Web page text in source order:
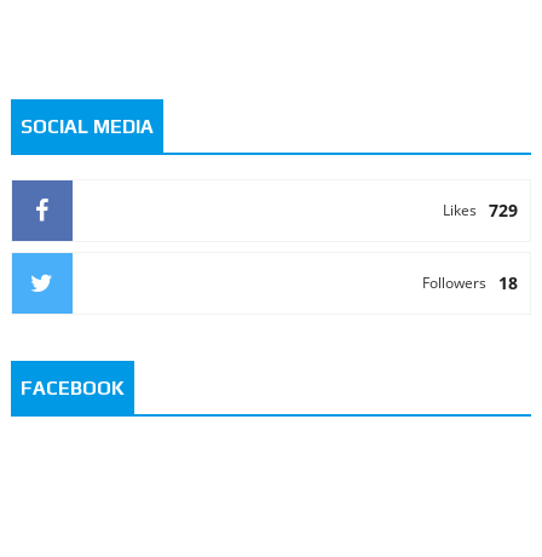
SOCIAL MEDIA
729
Likes
18
Followers
FACEBOOK